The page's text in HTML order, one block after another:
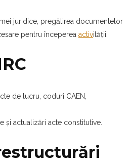
juridice, pregătirea documentelor
pentru începerea activității.
de lucru, coduri CAEN,
și actualizări acte constitutive.